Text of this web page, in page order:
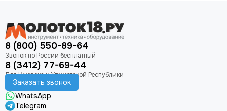
8 (800) 550-89-64
8 (3412) 77-69-44
Заказать звонок
WhatsApp
Telegram